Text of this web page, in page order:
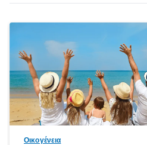
Οικογένεια